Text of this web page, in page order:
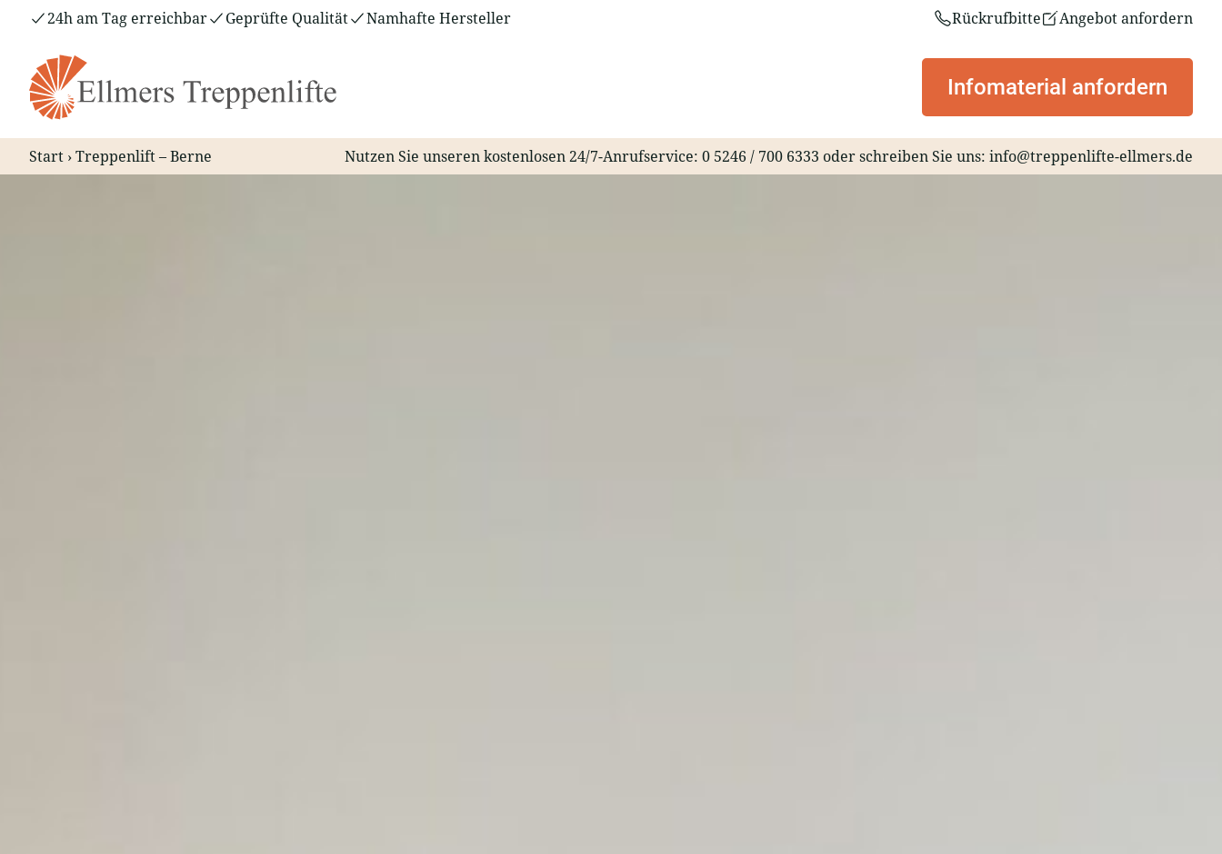
springen
24h am Tag erreichbar Geprüfte Qualität Namhafte Hersteller Rückrufbitte Angebot anfordern
Infomaterial anfordern
Start ›Treppenlift – Berne Nutzen Sie unseren kostenlosen 24/7-Anrufservice: 0 5246 / 700 6333 oder schreiben Sie uns: info@treppenlifte-ellmers.de